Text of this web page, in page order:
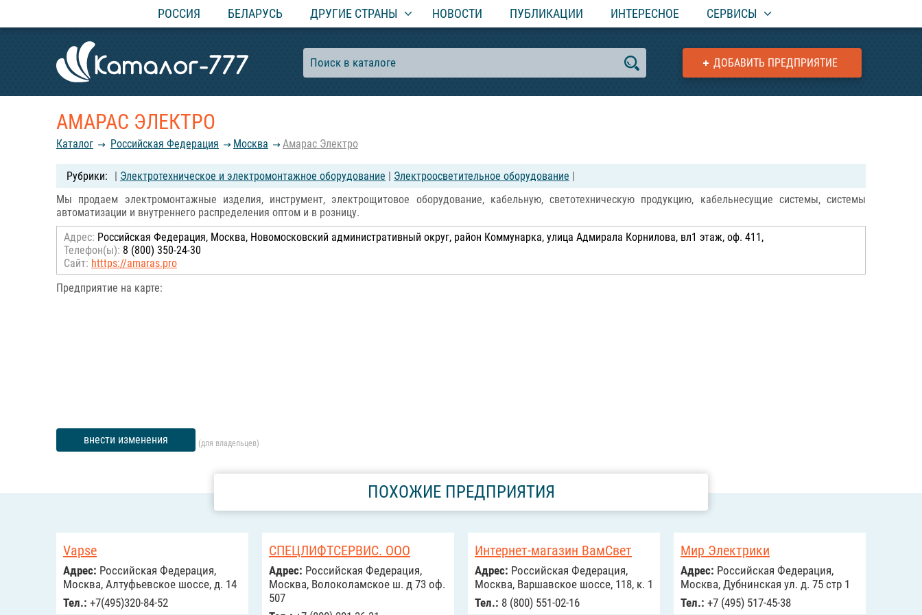
РОССИЯ БЕЛАРУСЬ ДРУГИЕ СТРАНЫ НОВОСТИ ПУБЛИКАЦИИ ИНТЕРЕСНОЕ СЕРВИСЫ
ДОБАВИТЬ ПРЕДПРИЯТИЕ
АМАРАС ЭЛЕКТРО
Каталог Российcкая Федерация Москва Амарас Электро
| Электротехническое и электромонтажное оборудование | Электроосветительное оборудование |
Мы продаем электромонтажные изделия, инструмент, электрощитовое оборудование, кабельную, светотехническую продукцию, кабельнесущие системы, системы
автоматизации и внутреннего распределения оптом и в розницу.
Адрес: Российcкая Федерация, Москва, Новомосковский административный округ, район Коммунарка, улица Адмирала Корнилова, вл1 этаж, оф. 411,
Телефон(ы): 8 (800) 350-24-30
Сайт: htttps://amaras.pro
Предприятие на карте:
внести изменения (для владельцев)
ПОХОЖИЕ ПРЕДПРИЯТИЯ
Vapse
Адрес: Российcкая Федерация,
Москва, Алтуфьевское шоссе, д. 14
Тел.: +7(495)320-84-52
СПЕЦЛИФТСЕРВИС. ООО
Адрес: Российcкая Федерация,
Москва, Волоколамское ш. д 73 оф.
507
Интернет-магазин ВамСвет
Адрес: Российcкая Федерация,
Москва, Варшавское шоссе, 118, к. 1
Тел.: 8 (800) 551-02-16
Мир Электрики
Адрес: Российcкая Федерация,
Москва, Дубнинская ул. д. 75 стр 1
Тел.: +7 (495) 517-45-38